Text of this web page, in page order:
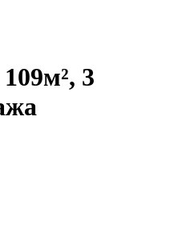
3